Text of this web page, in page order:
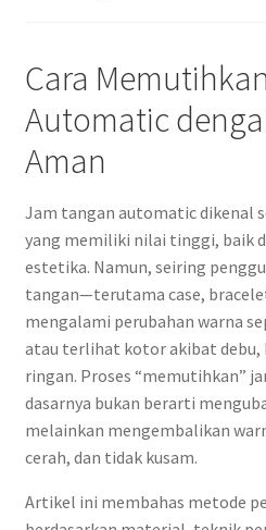
Cara
Automatic
Aman
Jam tangan automatic dikenal
yang memiliki nilai tinggi, baik
estetika. Namun, seiring
tangan—terutama case,
mengalami perubahan warna
atau terlihat kotor akibat debu,
ringan. Proses “memutihkan”
dasarnya bukan berarti
melainkan mengembalikan
cerah, dan tidak kusam.
Artikel ini membahas metode